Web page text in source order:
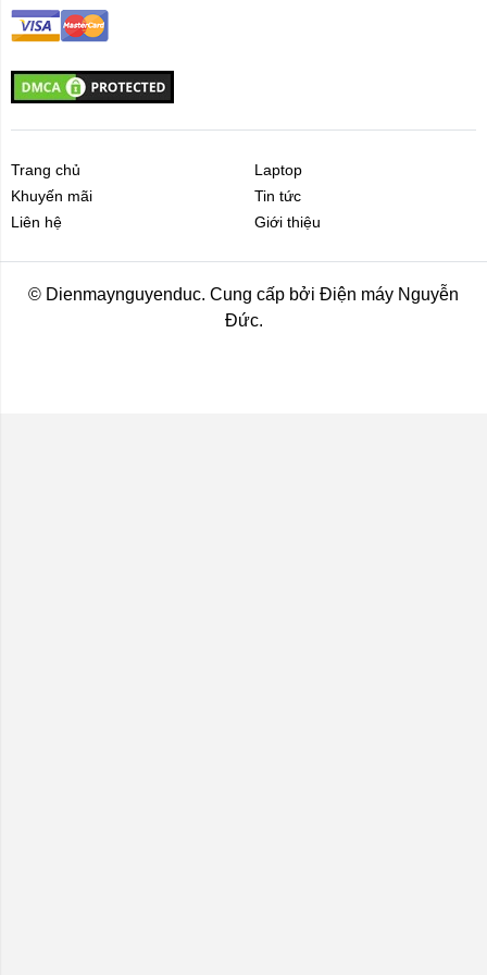
Trang chủ
Laptop
Khuyến mãi
Tin tức
Liên hệ
Giới thiệu
© Dienmaynguyenduc. Cung cấp bởi Điện máy Nguyễn
Đức.